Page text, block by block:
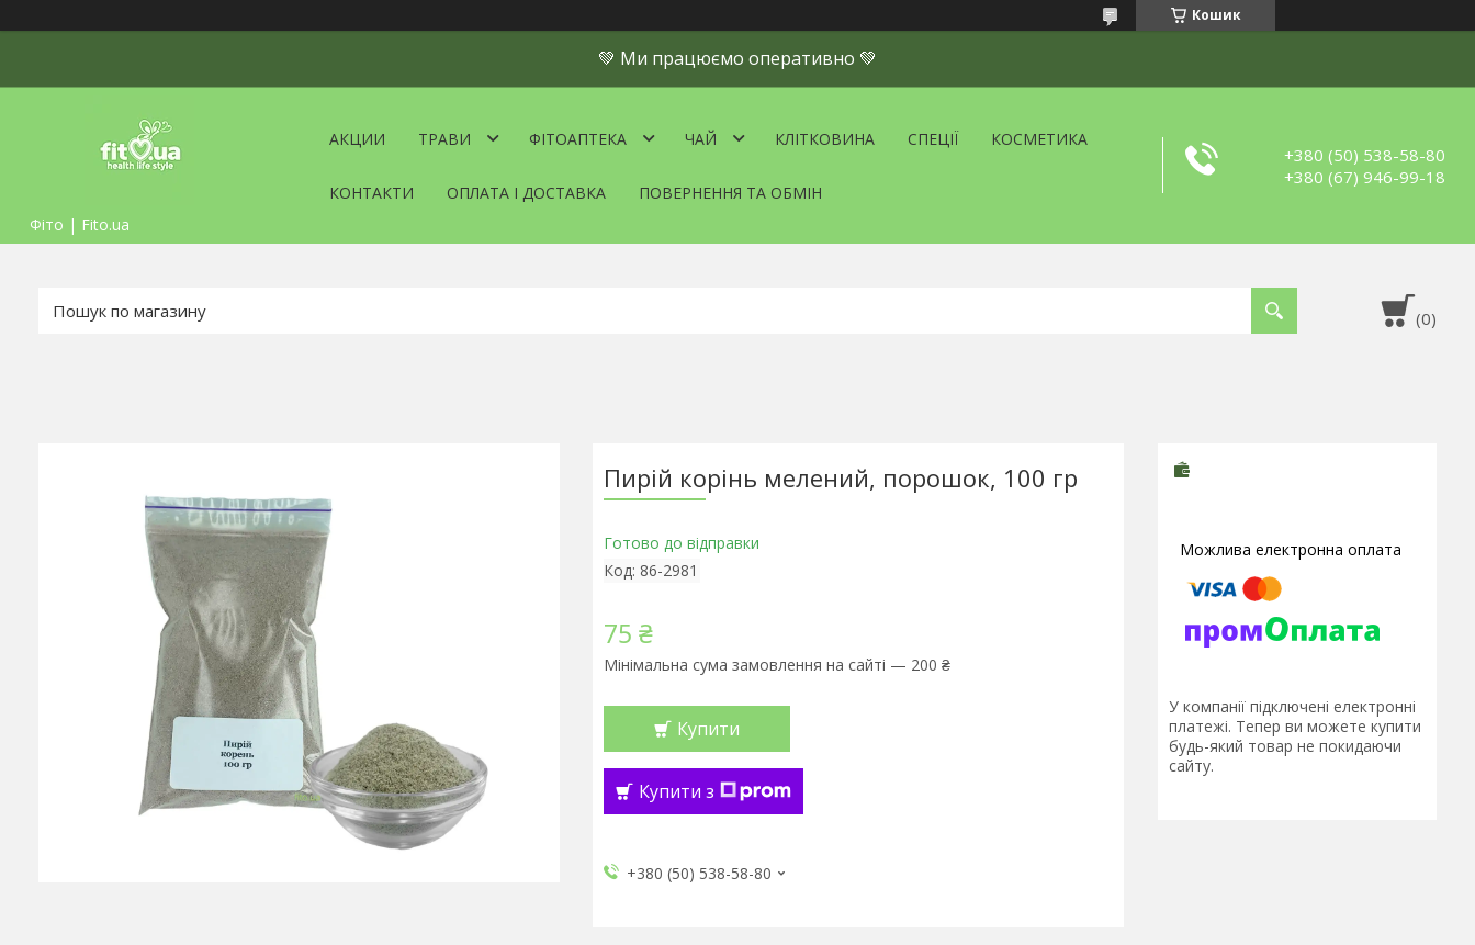
Кошик
💚 Ми працюємо оперативно 💚
Фіто | Fito.ua
АКЦИИ ТРАВИ ФІТОАПТЕКА ЧАЙ КЛІТКОВИНА СПЕЦІЇ КОСМЕТИКА
КОНТАКТИ ОПЛАТА І ДОСТАВКА ПОВЕРНЕННЯ ТА ОБМІН
+380 (50) 538-58-80
+380 (67) 946-99-18
Пирій корінь мелений, порошок, 100 гр
Готово до відправки
Код: 86-2981
75 ₴
Мінімальна сума замовлення на сайті — 200 ₴
Купити
Купити з
+380 (50) 538-58-80
У компанії підключені електронні
платежі. Тепер ви можете купити
будь-який товар не покидаючи
сайту.